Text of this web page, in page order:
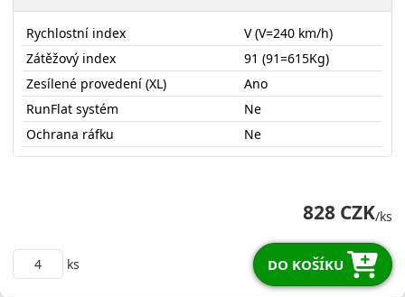
Rychlostní index
V (V=240 km/h)
Zátěžový index
91 (91=615Kg)
Zesílené provedení (XL)
Ano
RunFlat systém
Ne
Ochrana ráfku
Ne
828 CZK/ks
ks DO KOŠÍKU